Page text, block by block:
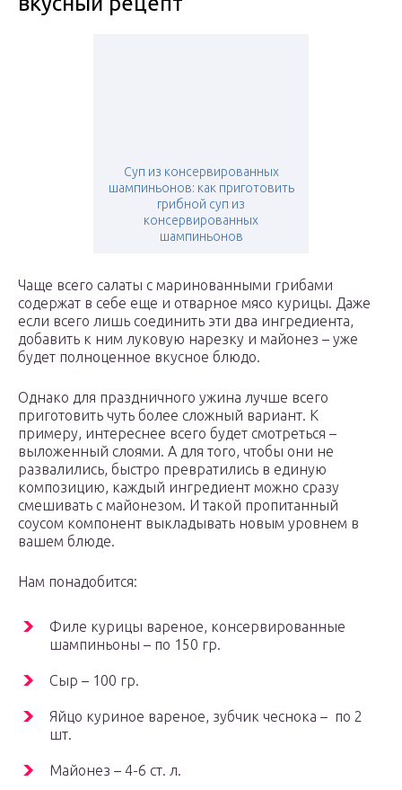
Суп из консервированных
шампиньонов: как приготовить
грибной суп из
консервированных
шампиньонов
Чаще всего салаты с маринованными грибами
содержат в себе еще и отварное мясо курицы. Даже
если всего лишь соединить эти два ингредиента,
добавить к ним луковую нарезку и майонез – уже
будет полноценное вкусное блюдо.
Однако для праздничного ужина лучше всего
приготовить чуть более сложный вариант. К
примеру, интереснее всего будет смотреться –
выложенный слоями. А для того, чтобы они не
развалились, быстро превратились в единую
композицию, каждый ингредиент можно сразу
смешивать с майонезом. И такой пропитанный
соусом компонент выкладывать новым уровнем в
вашем блюде.
Нам понадобится:
Филе курицы вареное, консервированные
шампиньоны – по 150 гр.
Сыр – 100 гр.
Яйцо куриное вареное, зубчик чеснока – по 2
шт.
Майонез – 4-6 ст. л.